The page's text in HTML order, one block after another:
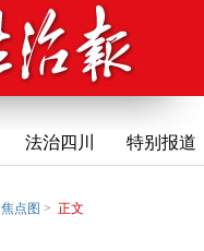
法治四川 特别报道
焦点图 > 正文